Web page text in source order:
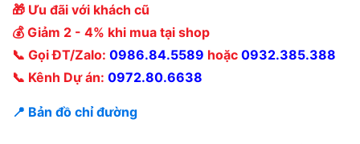
🎁 Ưu đãi với khách cũ
💰 Giảm 2 - 4% khi mua tại shop
📞 Gọi ĐT/Zalo: 0986.84.5589 hoặc 0932.385.388
📞 Kênh Dự án: 0972.80.6638
📍 Bản đồ chỉ đường